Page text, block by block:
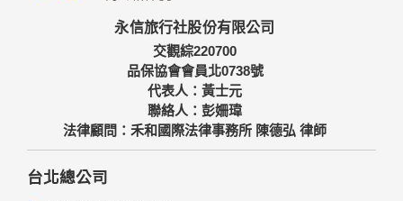
備及必要的安全防護措施，加以保護網站及您的個人資料採用
嚴格的保護措施，只由經過授權的人員才能接觸您的個人資
料，相關處理人員皆簽有保密合約，如有違反保密義務者，將
會受到相關的法律處分。
如因業務需要有必要委託其他單位提供服務時，本網站亦會嚴
格要求其遵守保密義務，並且採取必要檢查程序以確定其將確
實遵守。
四、網站對外的相關連結
永信旅行社股份有限公司
交觀綜220700
品保協會會員北0738號
代表人：黃士元
聯絡人：彭姍瑋
法律顧問：禾和國際法律事務所 陳德弘 律師
台北總公司